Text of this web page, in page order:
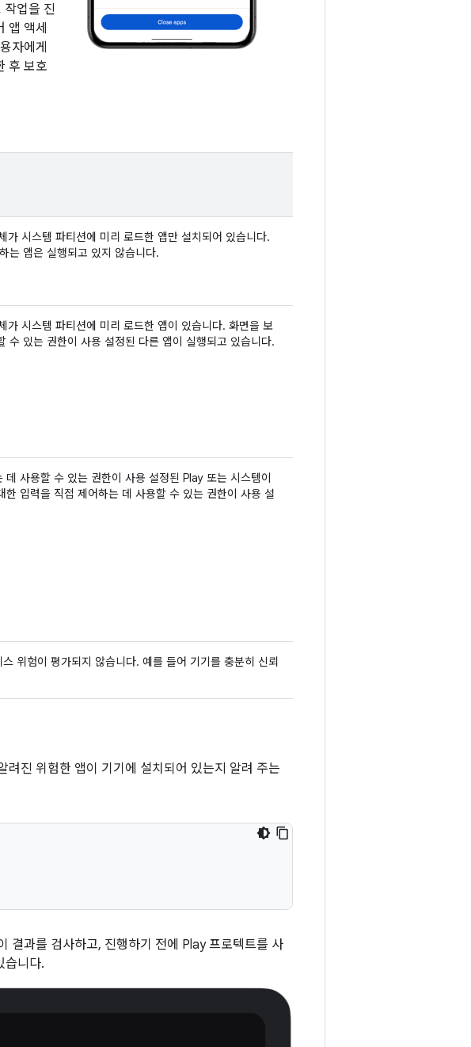
업을 진
앱 액세
자에게
후 보호
시스템 파티션에 미리 로드한 앱만 설치되어 있습니다.
는 앱은 실행되고 있지 않습니다.
시스템 파티션에 미리 로드한 앱이 있습니다. 화면을 보
수 있는 권한이 사용 설정된 다른 앱이 실행되고 있습니다.
사용할 수 있는 권한이 사용 설정된 Play 또는 시스템이
입력을 직접 제어하는 데 사용할 수 있는 권한이 사용 설
위험이 평가되지 않습니다. 예를 들어 기기를 충분히 신뢰
진 위험한 앱이 기기에 설치되어 있는지 알려 주는
결과를 검사하고, 진행하기 전에 Play 프로텍트를 사
습니다.